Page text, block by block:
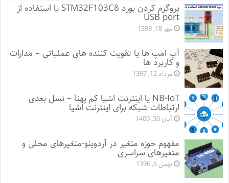
پروگرم کردن بورد STM32F103C8 با استفاده از
USB port
مهر 18, 1399
آپ امپ ها یا تقویت کننده های عملیاتی – مدارات
و کاربرد ها
مرداد 12, 1397
NB-IoT یا اینترنت اشیا کم پهنا – نسل بعدی
ارتباطات شبکه برای اینترنت اشیا
آبان 30, 1400
مفهوم حوزه متغیر در آردوینو-متغیرهای محلی و
متغیرهای سراسری
بهمن 6, 1396